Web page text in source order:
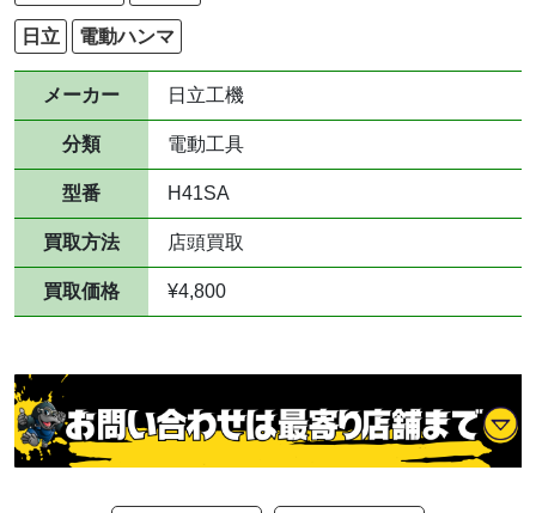
日立 電動ハンマ
メーカー 日立工機
分類 電動工具
型番 H41SA
買取方法 店頭買取
買取価格 ¥4,800